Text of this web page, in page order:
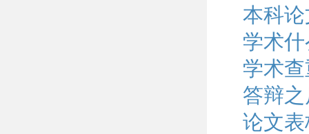
本科
学术
学术
答辩
论文